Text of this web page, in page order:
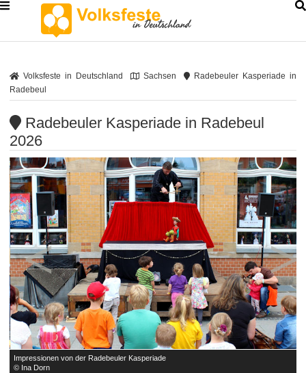
Volksfeste in Deutschland Sachsen
Radebeuler Kasperiade in
Radebeul
Radebeuler Kasperiade in Radebeul
2026
Impressionen von der Radebeuler Kasperiade
© Ina Dorn
< >